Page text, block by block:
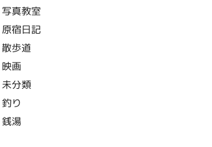
写真教室
原宿日記
散歩道
映画
未分類
釣り
銭湯